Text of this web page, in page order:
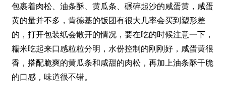
包裹着肉松、油条酥、黄瓜条、碾碎起沙的咸蛋黄，咸蛋
黄的量并不多，肯德基的饭团有很大几率会买到塑形差
的，打开包装纸会散开的情况，要在吃的时候注意一下，
糯米吃起来口感粒粒分明，水份控制的刚刚好，咸蛋黄很
香，搭配脆爽的黄瓜条和咸甜的肉松，再加上油条酥干脆
的口感，味道很不错。